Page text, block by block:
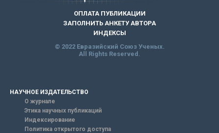
ОПЛАТА ПУБЛИКАЦИИ
ЗАПОЛНИТЬ АНКЕТУ АВТОРА
ИНДЕКСЫ
© 2022 Евразийский Союз Ученых.
All Rights Reserved.
НАУЧНОЕ ИЗДАТЕЛЬСТВО
О журнале
Этика научных публикаций
Индексирование
Политика открытого доступа